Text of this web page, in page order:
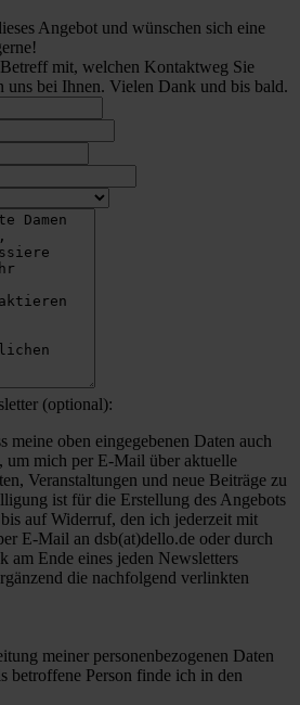
Angebot und wünschen sich eine
mit, welchen Kontaktweg Sie
uns bei Ihnen. Vielen Dank und bis bald.
(optional):
meine oben eingegebenen Daten auch
um mich per E-Mail über aktuelle
Veranstaltungen und neue Beiträge zu
ist für die Erstellung des Angebots
auf Widerruf, den ich jederzeit mit
E-Mail an dsb(at)dello.de oder durch
Ende eines jeden Newsletters
die nachfolgend verlinkten
meiner personenbezogenen Daten
betroffene Person finde ich in den